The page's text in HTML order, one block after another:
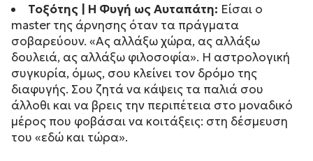
Τοξότης | Η Φυγή ως Αυταπάτη: Είσαι ο
master της άρνησης όταν τα πράγματα
σοβαρεύουν. «Ας αλλάξω χώρα, ας αλλάξω
δουλειά, ας αλλάξω φιλοσοφία». Η αστρολογική
συγκυρία, όμως, σου κλείνει τον δρόμο της
διαφυγής. Σου ζητά να κάψεις τα παλιά σου
άλλοθι και να βρεις την περιπέτεια στο μοναδικό
μέρος που φοβάσαι να κοιτάξεις: στη δέσμευση
του «εδώ και τώρα».